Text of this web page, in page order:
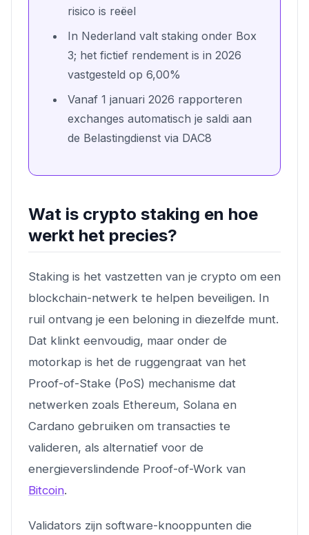
risico is reëel
In Nederland valt staking onder Box
3; het fictief rendement is in 2026
vastgesteld op 6,00%
Vanaf 1 januari 2026 rapporteren
exchanges automatisch je saldi aan
de Belastingdienst via DAC8
Wat is crypto staking en hoe
werkt het precies?
Staking is het vastzetten van je crypto om een
blockchain-netwerk te helpen beveiligen. In
ruil ontvang je een beloning in diezelfde munt.
Dat klinkt eenvoudig, maar onder de
motorkap is het de ruggengraat van het
Proof-of-Stake (PoS) mechanisme dat
netwerken zoals Ethereum, Solana en
Cardano gebruiken om transacties te
valideren, als alternatief voor de
energieverslindende Proof-of-Work van
Bitcoin.
Validators zijn software-knooppunten die